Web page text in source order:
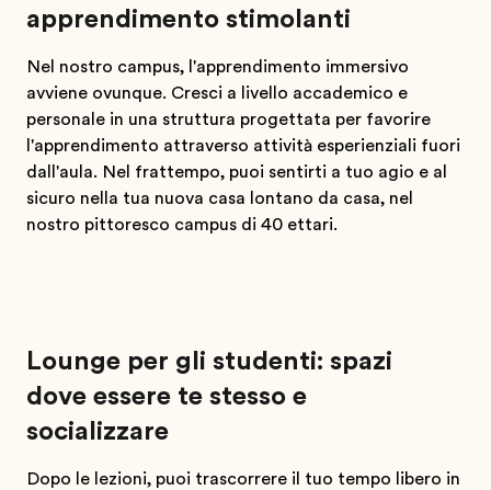
apprendimento stimolanti
Nel nostro campus, l'apprendimento immersivo
avviene ovunque. Cresci a livello accademico e
personale in una struttura progettata per favorire
l'apprendimento attraverso attività esperienziali fuori
dall'aula. Nel frattempo, puoi sentirti a tuo agio e al
sicuro nella tua nuova casa lontano da casa, nel
nostro pittoresco campus di 40 ettari.
Lounge per gli studenti: spazi
dove essere te stesso e
socializzare
Dopo le lezioni, puoi trascorrere il tuo tempo libero in